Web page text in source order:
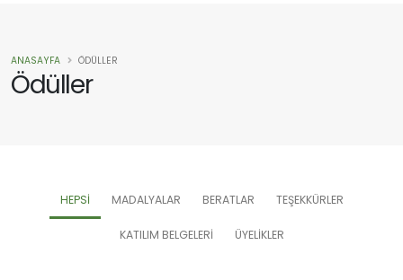
Ödüller
ANASAYFA ÖDÜLLER
HEPSI MADALYALAR BERATLAR TEŞEKKÜRLER
KATILIM BELGELERİ ÜYELİKLER